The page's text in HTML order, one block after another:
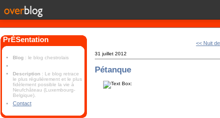
PrÉSentation
Blog : le blog chestrolais
Description : Le blog retrace
le plus régulièrement et le plus
fidèlement possible la vie à
Neufchâteau (Luxembourg-
Belgique).
Contact
<< Nuit
31 juillet 2012
Pétanque